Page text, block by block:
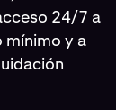
24/7 a
mínimo y a